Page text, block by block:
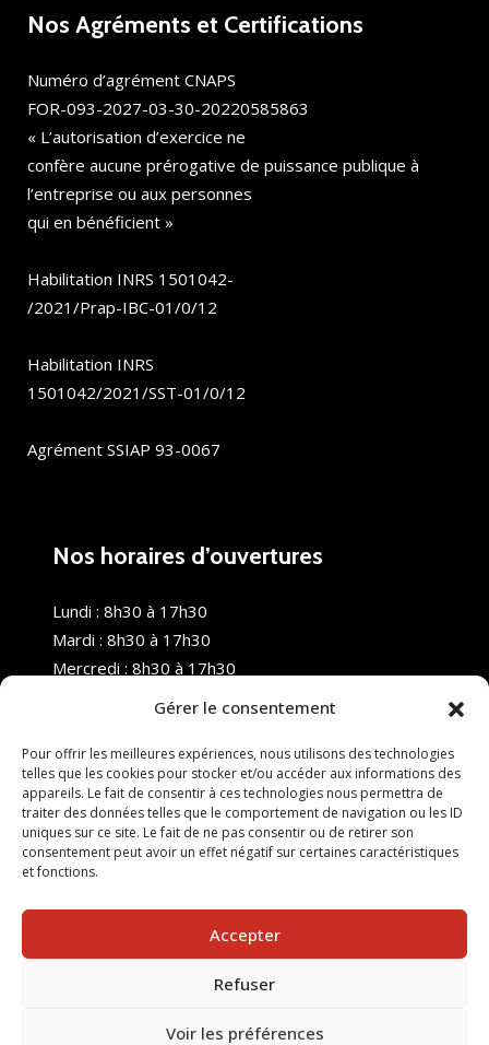
Gérer le consentement
Pour offrir les meilleures expériences, nous utilisons des technologies
telles que les cookies pour stocker et/ou accéder aux informations des
appareils. Le fait de consentir à ces technologies nous permettra de
traiter des données telles que le comportement de navigation ou les ID
uniques sur ce site. Le fait de ne pas consentir ou de retirer son
consentement peut avoir un effet négatif sur certaines caractéristiques
et fonctions.
Accepter
Refuser
Voir les préférences
Nos Agréments et Certifications
Numéro d’agrément CNAPS
FOR-093-2027-03-30-20220585863
« L’autorisation d’exercice ne
confère aucune prérogative de puissance publique à
l’entreprise ou aux personnes
qui en bénéficient »
Habilitation INRS 1501042-
/2021/Prap-IBC-01/0/12
Habilitation INRS
1501042/2021/SST-01/0/12
Agrément SSIAP 93-0067
Nos horaires d’ouvertures
Lundi : 8h30 à 17h30
Mardi : 8h30 à 17h30
Mercredi : 8h30 à 17h30
Samedi : Fermé
Dimanche : Fermé
© 2025 Nouvel R Formation - TOUS DROITS RÉSERVÉS -
SITE RÉALISÉ PAR :INGÉNIERIE TECH